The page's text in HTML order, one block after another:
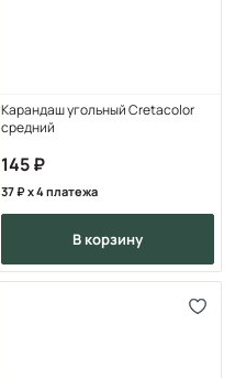
Карандаш угольный Cretacolor
средний
145
37 x 4 платежа
в корзину